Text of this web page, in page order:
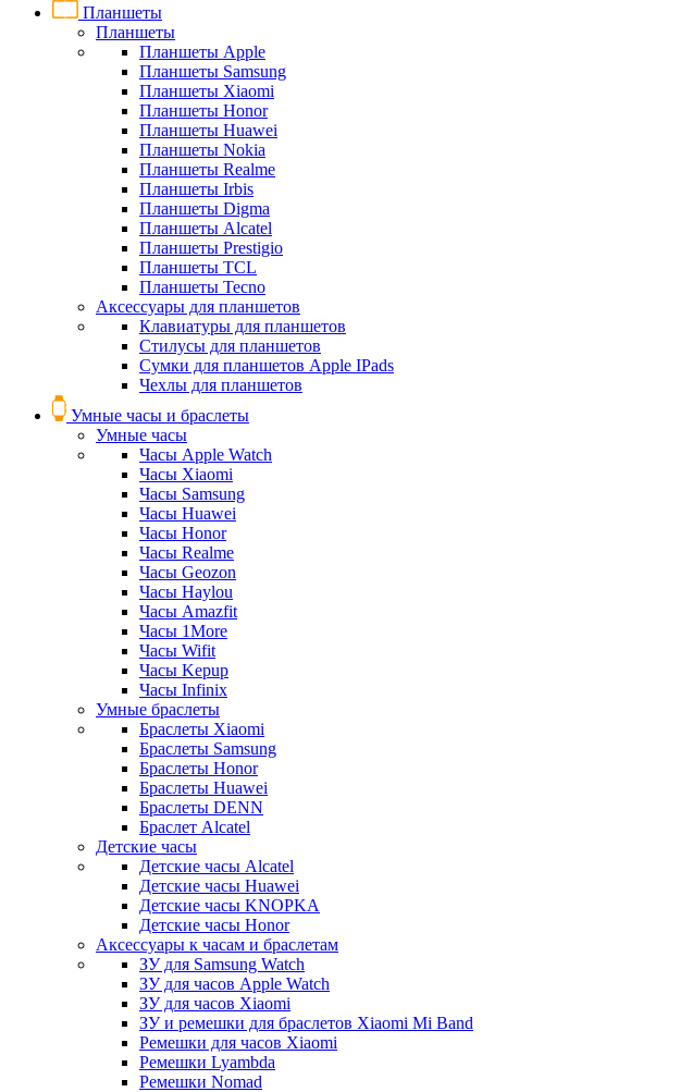
Планшеты
Планшеты
Планшеты Apple
Планшеты Samsung
Планшеты Xiaomi
Планшеты Honor
Планшеты Huawei
Планшеты Nokia
Планшеты Realme
Планшеты Irbis
Планшеты Digma
Планшеты Alcatel
Планшеты Prestigio
Планшеты TCL
Планшеты Tecno
Аксессуары для планшетов
Клавиатуры для планшетов
Стилусы для планшетов
Сумки для планшетов Apple IPads
Чехлы для планшетов
Умные часы и браслеты
Умные часы
Часы Apple Watch
Часы Xiaomi
Часы Samsung
Часы Huawei
Часы Honor
Часы Realme
Часы Geozon
Часы Haylou
Часы Amazfit
Часы 1More
Часы Wifit
Часы Kepup
Часы Infinix
Умные браслеты
Браслеты Xiaomi
Браслеты Samsung
Браслеты Honor
Браслеты Huawei
Браслеты DENN
Браслет Alcatel
Детские часы
Детские часы Alcatel
Детские часы Huawei
Детские часы KNOPKA
Детские часы Honor
Аксессуары к часам и браслетам
ЗУ для Samsung Watch
ЗУ для часов Apple Watch
ЗУ для часов Xiaomi
ЗУ и ремешки для браслетов Xiaomi Mi Band
Ремешки для часов Xiaomi
Ремешки Lyambda
Ремешки Nomad